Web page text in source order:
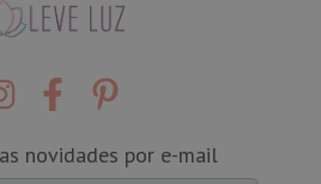
novidades por e-mail